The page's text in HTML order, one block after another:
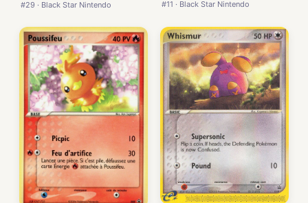
#29 · Black Star Nintendo #11 · Black Star Nintendo